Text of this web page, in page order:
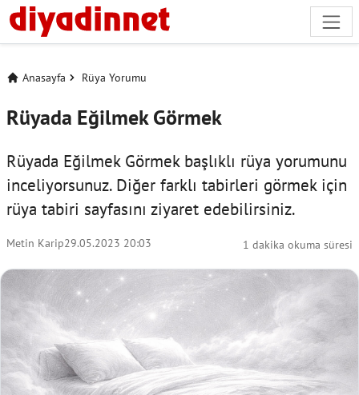
Anasayfa Rüya Yorumu
Rüyada Eğilmek Görmek
Rüyada Eğilmek Görmek başlıklı rüya yorumunu
inceliyorsunuz. Diğer farklı tabirleri görmek için
rüya tabiri sayfasını ziyaret edebilirsiniz.
Metin Karip29.05.2023 20:03 1 dakika okuma süresi